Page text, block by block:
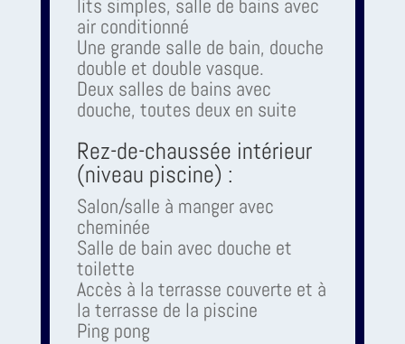
air conditionné
Une grande salle de bain, douche
double et double vasque.
Deux salles de bains avec
douche, toutes deux en suite
Rez-de-chaussée intérieur
(niveau piscine) :
Salon/salle à manger avec
cheminée
Salle de bain avec douche et
toilette
Accès à la terrasse couverte et à
la terrasse de la piscine
Ping pong